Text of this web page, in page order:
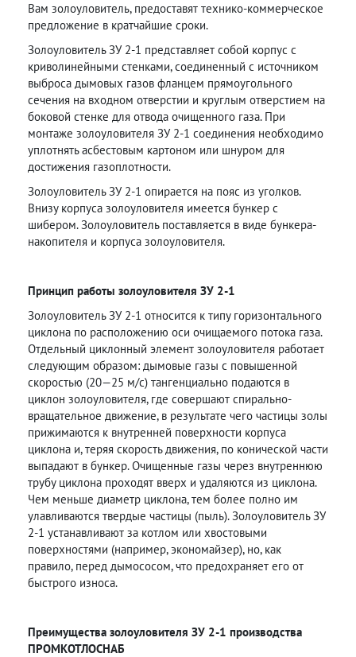
Вам золоуловитель, предоставят технико-коммерческое
предложение в кратчайшие сроки.
Золоуловитель ЗУ 2-1 представляет собой корпус с
криволинейными стенками, соединенный с источником
выброса дымовых газов фланцем прямоугольного
сечения на входном отверстии и круглым отверстием на
боковой стенке для отвода очищенного газа. При
монтаже золоуловителя ЗУ 2-1 соединения необходимо
уплотнять асбестовым картоном или шнуром для
достижения газоплотности.
Золоуловитель ЗУ 2-1 опирается на пояс из уголков.
Внизу корпуса золоуловителя имеется бункер с
шибером. Золоуловитель поставляется в виде бункера-
накопителя и корпуса золоуловителя.
Принцип работы золоуловителя ЗУ 2-1
Золоуловитель ЗУ 2-1 относится к типу горизонтального
циклона по расположению оси очищаемого потока газа.
Отдельный циклонный элемент золоуловителя работает
следующим образом: дымовые газы с повышенной
скоростью (20—25 м/с) тангенциально подаются в
циклон золоуловителя, где совершают спирально-
вращательное движение, в результате чего частицы золы
прижимаются к внутренней поверхности корпуса
циклона и, теряя скорость движения, по конической части
выпадают в бункер. Очищенные газы через внутреннюю
трубу циклона проходят вверх и удаляются из циклона.
Чем меньше диаметр циклона, тем более полно им
улавливаются твердые частицы (пыль). Золоуловитель ЗУ
2-1 устанавливают за котлом или хвостовыми
поверхностями (например, экономайзер), но, как
правило, перед дымососом, что предохраняет его от
быстрого износа.
Преимущества золоуловителя ЗУ 2-1 производства
ПРОМКОТЛОСНАБ